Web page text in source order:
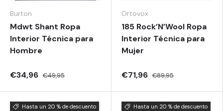
Burton
Mdwt Shant Ropa
Interior Técnica para
Hombre
€34,96 €49,95
Ortovox
185 Rock’N’Wool Ropa
Interior Técnica para
Mujer
€71,96 €89,95
Hasta un 20 % de descuento Hasta un 20 % de descuento